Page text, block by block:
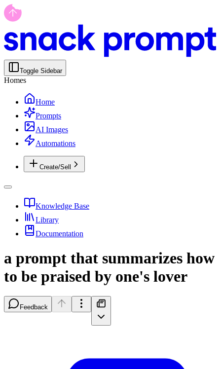
Toggle Sidebar
Homes
Home
Prompts
AI Images
Automations
Create/Sell
Knowledge Base
Library
Documentation
a prompt that summarizes how
to be praised by one's lover
Feedback